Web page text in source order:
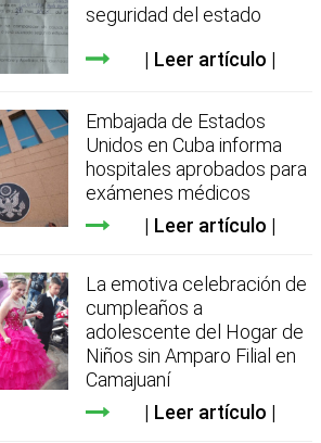
seguridad del estado
Leer artículo
Embajada de Estados
Unidos en Cuba informa
hospitales aprobados para
exámenes médicos
Leer artículo
La emotiva celebración de
cumpleaños a
adolescente del Hogar de
Niños sin Amparo Filial en
Camajuaní
Leer artículo